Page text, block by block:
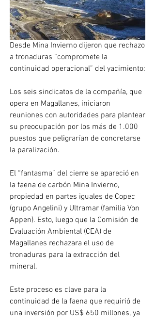
Desde Mina Invierno dijeron que rechazo
a tronaduras “compromete la
continuidad operacional” del yacimiento:
Los seis sindicatos de la compañía, que
opera en Magallanes, iniciaron
reuniones con autoridades para plantear
su preocupación por los más de 1.000
puestos que peligrarían de concretarse
la paralización.
El “fantasma” del cierre se apareció en
la faena de carbón Mina Invierno,
propiedad en partes iguales de Copec
(grupo Angelini) y Ultramar (familia Von
Appen). Esto, luego que la Comisión de
Evaluación Ambiental (CEA) de
Magallanes rechazara el uso de
tronaduras para la extracción del
mineral.
Este proceso es clave para la
continuidad de la faena que requirió de
una inversión por US$ 650 millones, ya